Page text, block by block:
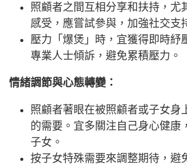
照顧者之間互相分享和扶持，尤
感受，應嘗試參與，加強社交支
壓力「爆煲」時，宜獲得即時紓
專業人士傾訴，避免累積壓力。
情緒調節與心態轉變：
照顧者著眼在被照顧者或子女身
的需要。宜多關注自己身心健康
子女。
按子女特殊需要來調整期待，避